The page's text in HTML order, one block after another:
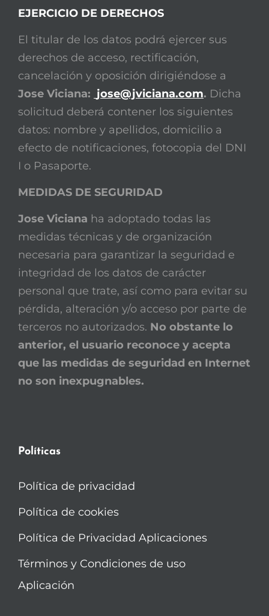
EJERCICIO DE DERECHOS
El titular de los datos podrá ejercer sus
derechos de acceso, rectificación,
cancelación y oposición dirigiéndose a
Jose Viciana: jose@jviciana.com. Dicha
solicitud deberá contener los siguientes
datos: nombre y apellidos, domicilio a
efecto de notificaciones, fotocopia del DNI
I o Pasaporte.
MEDIDAS DE SEGURIDAD
Jose Viciana ha adoptado todas las
medidas técnicas y de organización
necesaria para garantizar la seguridad e
integridad de los datos de carácter
personal que trate, así como para evitar su
pérdida, alteración y/o acceso por parte de
terceros no autorizados. No obstante lo
anterior, el usuario reconoce y acepta
que las medidas de seguridad en Internet
no son inexpugnables.
Políticas
Política de privacidad
Política de cookies
Política de Privacidad Aplicaciones
Términos y Condiciones de uso
Aplicación